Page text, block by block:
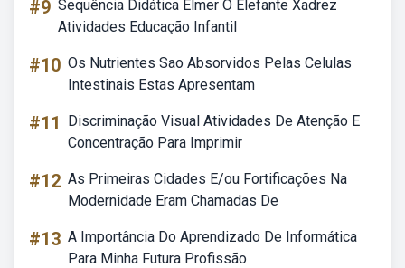
#9 Sequência Didática Elmer O Elefante Xadrez
Atividades Educação Infantil
#10 Os Nutrientes Sao Absorvidos Pelas Celulas
Intestinais Estas Apresentam
#11
Discriminação Visual Atividades De Atenção E
Concentração Para Imprimir
#12 As Primeiras Cidades E/ou Fortificações Na
Modernidade Eram Chamadas De
#13 A Importância Do Aprendizado De Informática
Para Minha Futura Profissão